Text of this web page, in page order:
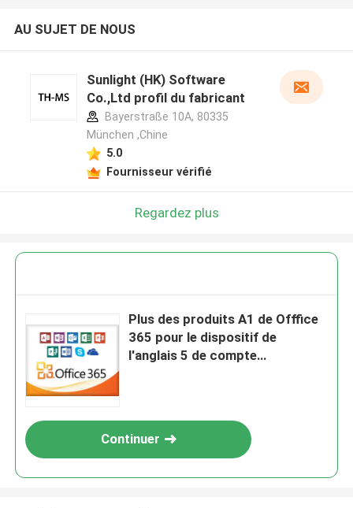
AU SUJET DE NOUS
Sunlight (HK) Software
Co.,Ltd profil du fabricant
Bayerstraße 10A, 80335
München ,Chine
5.0
Fournisseur vérifié
Regardez plus
Plus des produits A1 de Offfice
365 pour le dispositif de
l'anglais 5 de compte
Continuer